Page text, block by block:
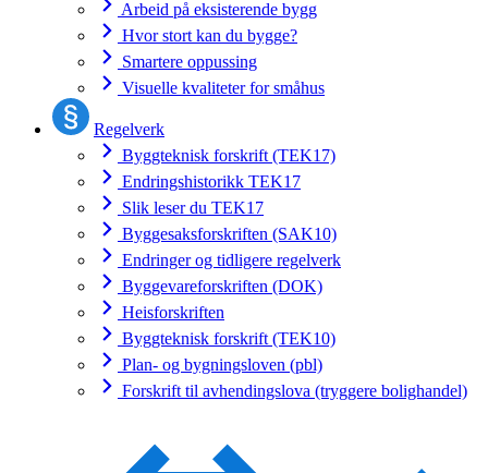
Arbeid på eksisterende bygg
Hvor stort kan du bygge?
Smartere oppussing
Visuelle kvaliteter for småhus
Regelverk
Byggteknisk forskrift (TEK17)
Endringshistorikk TEK17
Slik leser du TEK17
Byggesaksforskriften (SAK10)
Endringer og tidligere regelverk
Byggevareforskriften (DOK)
Heisforskriften
Byggteknisk forskrift (TEK10)
Plan- og bygningsloven (pbl)
Forskrift til avhendingslova (tryggere bolighandel)